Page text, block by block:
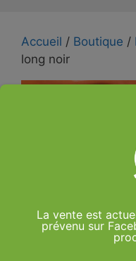
Accueil / Boutique /
long noir
La vente est
prévenu sur